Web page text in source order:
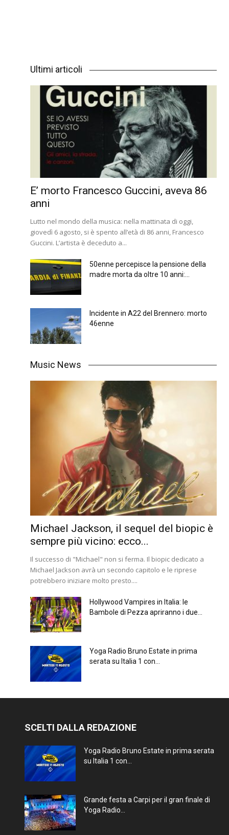
Ultimi articoli
E’ morto Francesco Guccini, aveva 86
anni
Lutto nel mondo della musica: nella mattinata di oggi,
giovedì 6 agosto, si è spento all’età di 86 anni, Francesco
Guccini. L’artista è deceduto a...
50enne percepisce la pensione della
madre morta da oltre 10 anni:...
Incidente in A22 del Brennero: morto
46enne
Music News
Michael Jackson, il sequel del biopic è
sempre più vicino: ecco...
Il successo di "Michael" non si ferma. Il biopic dedicato a
Michael Jackson avrà un secondo capitolo e le riprese
potrebbero iniziare molto presto....
Hollywood Vampires in Italia: le
Bambole di Pezza apriranno i due...
Yoga Radio Bruno Estate in prima
serata su Italia 1 con...
SCELTI DALLA REDAZIONE
Yoga Radio Bruno Estate in prima serata
su Italia 1 con...
Grande festa a Carpi per il gran finale di
Yoga Radio...